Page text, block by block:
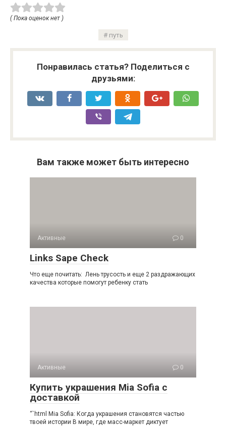
( Пока оценок нет )
путь
Понравилась статья? Поделиться с
друзьями:
Вам также может быть интересно
Активные 0
Links Sape Check
Что еще почитать: Лень трусость и еще 2 раздражающих
качества которые помогут ребенку стать
Активные 0
Купить украшения Mia Sofia с
доставкой
“`html Mia Sofia: Когда украшения становятся частью
твоей истории В мире, где масс-маркет диктует